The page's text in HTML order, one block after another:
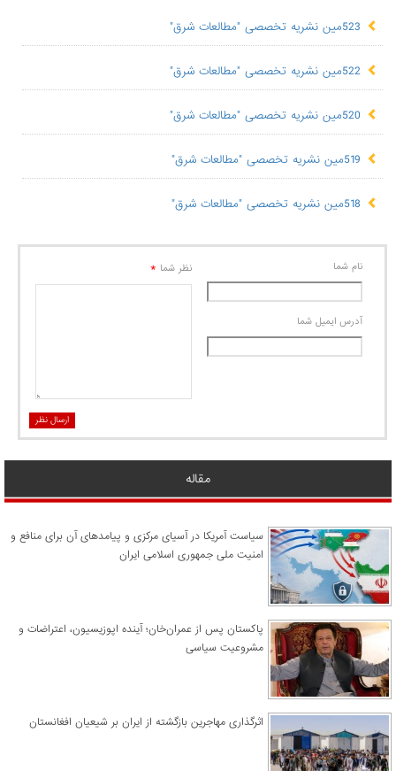
523مین نشریه تخصصی "مطالعات شرق"
522مین نشریه تخصصی "مطالعات شرق"
520مین نشریه تخصصی "مطالعات شرق"
519مین نشریه تخصصی "مطالعات شرق"
518مین نشریه تخصصی "مطالعات شرق"
نام شما
آدرس ايميل شما
نظر شما *
ارسال نظر
مقاله
سیاست آمریکا در آسیای مرکزی و پیامدهای آن برای منافع و
امنیت ملی جمهوری اسلامی ایران
پاکستان پس از عمران‌خان؛ آینده اپوزیسیون، اعتراضات و
مشروعیت سیاسی
اثرگذاری مهاجرین بازگشته از ایران بر شیعیان افغانستان